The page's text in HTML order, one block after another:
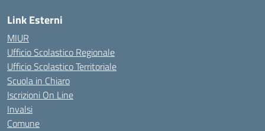
Link Esterni
MIUR
Ufficio Scolastico Regionale
Ufficio Scolastico Territoriale
Scuola in Chiaro
Iscrizioni On Line
Invalsi
Comune